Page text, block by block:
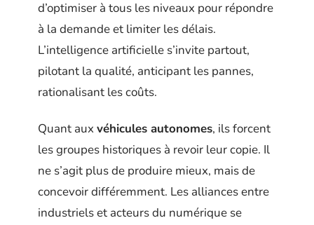
d’optimiser à tous les niveaux pour répondre
à la demande et limiter les délais.
L’intelligence artificielle s’invite partout,
pilotant la qualité, anticipant les pannes,
rationalisant les coûts.
Quant aux véhicules autonomes, ils forcent
les groupes historiques à revoir leur copie. Il
ne s’agit plus de produire mieux, mais de
concevoir différemment. Les alliances entre
industriels et acteurs du numérique se